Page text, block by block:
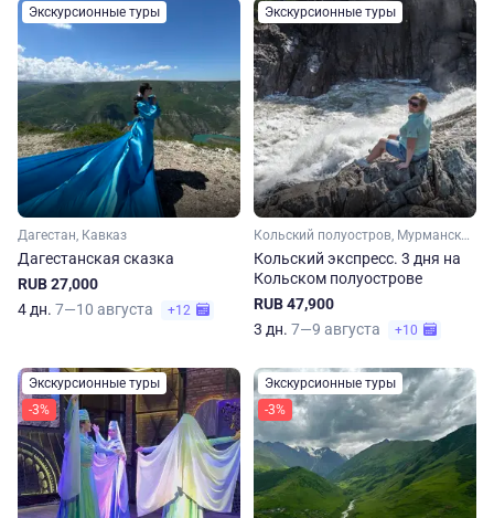
Экскурсионные туры
Дагестан, Кавказ
Дагестанская сказка
RUB 27,000
4 дн. 7—10 августа +12
Экскурсионные туры
Кольский полуостров, Мурманская область, Арктика
Кольский экспресс. 3 дня на
Кольском полуострове
RUB 47,900
3 дн. 7—9 августа +10
Экскурсионные туры
-3%
Экскурсионные туры
-3%